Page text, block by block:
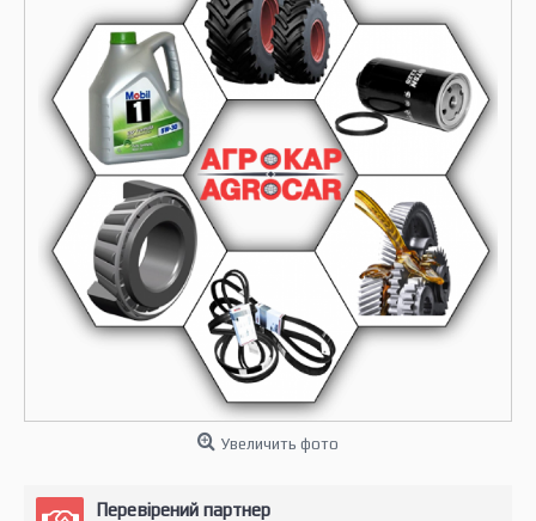
Увеличить фото
Перевірений партнер